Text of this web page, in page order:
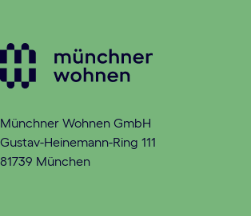
Münchner Wohnen GmbH
Gustav-Heinemann-Ring 111
81739 München